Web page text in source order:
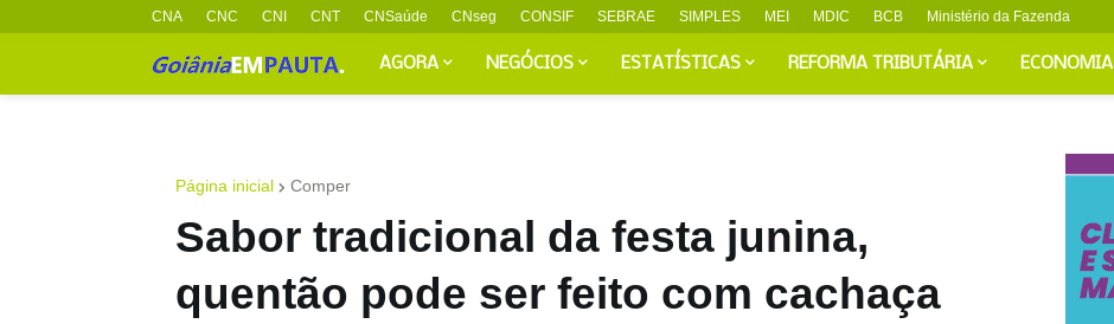
CNA CNC CNI CNT CNSaúde CNseg CONSIF SEBRAE SIMPLES MEI MDIC BCB Ministério da Fazenda
AGORA NEGÓCIOS ESTATÍSTICAS REFORMA TRIBUTÁRIA ECONOMIA
Página inicial Comper
Sabor tradicional da festa junina,
quentão pode ser feito com cachaça